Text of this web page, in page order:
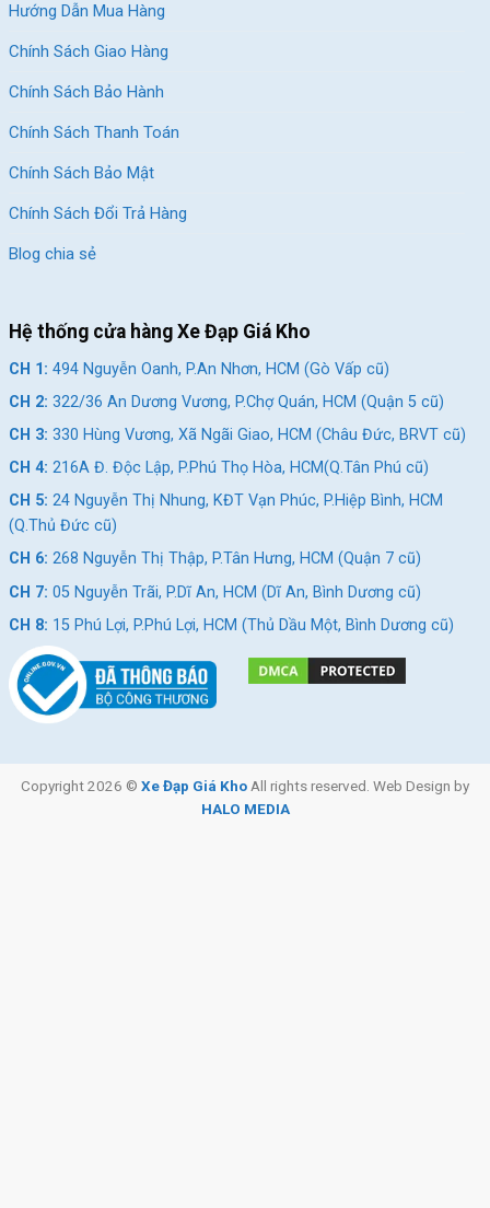
Hướng Dẫn Mua Hàng
Chính Sách Giao Hàng
Chính Sách Bảo Hành
Chính Sách Thanh Toán
Chính Sách Bảo Mật
Chính Sách Đổi Trả Hàng
Blog chia sẻ
Hệ thống cửa hàng Xe Đạp Giá Kho
CH 1: 494 Nguyễn Oanh, P.An Nhơn, HCM (Gò Vấp cũ)
CH 2: 322/36 An Dương Vương, P.Chợ Quán, HCM (Quận 5 cũ)
CH 3: 330 Hùng Vương, Xã Ngãi Giao, HCM (Châu Đức, BRVT cũ)
CH 4: 216A Đ. Độc Lập, P.Phú Thọ Hòa, HCM(Q.Tân Phú cũ)
CH 5: 24 Nguyễn Thị Nhung, KĐT Vạn Phúc, P.Hiệp Bình, HCM
(Q.Thủ Đức cũ)
CH 6: 268 Nguyễn Thị Thập, P.Tân Hưng, HCM (Quận 7 cũ)
CH 7: 05 Nguyễn Trãi, P.Dĩ An, HCM (Dĩ An, Bình Dương cũ)
CH 8: 15 Phú Lợi, P.Phú Lợi, HCM (Thủ Dầu Một, Bình Dương cũ)
Copyright 2026 © Xe Đạp Giá Kho All rights reserved. Web Design by
HALO MEDIA